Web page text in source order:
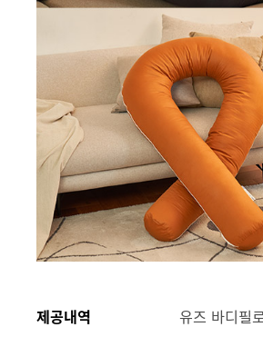
제공내역 유즈 바디필